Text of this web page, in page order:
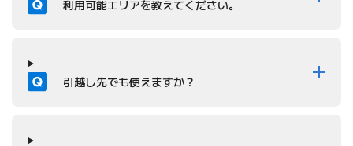
質問 利用可能エリアを教えてください。
質問 引越し先でも使えますか？